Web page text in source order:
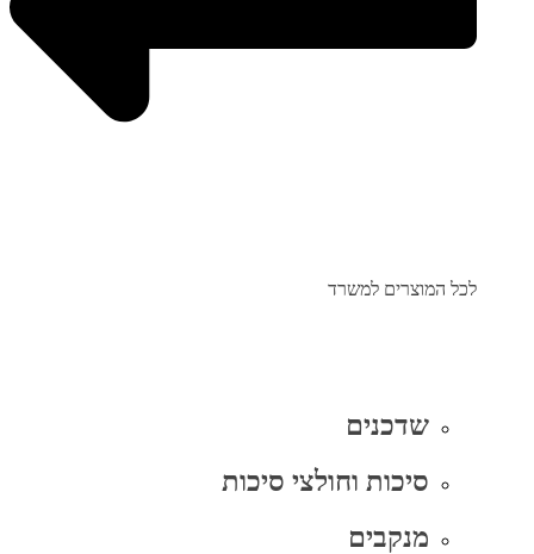
לכל המוצרים למשרד
שדכנים
סיכות וחולצי סיכות
מנקבים